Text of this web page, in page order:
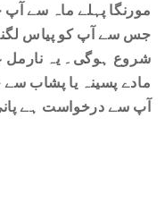
مورنگا پہلے ماہ سے
جس سے آپ کو پیاس لگنا
شروع ہوگی۔ یہ
مادے پسینہ یا پشاب سے
آپ سے درخواست ہے